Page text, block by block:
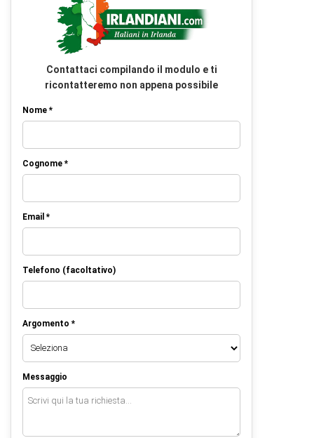
Contattaci compilando il modulo e ti
ricontatteremo non appena possibile
Nome *
Cognome *
Email *
Telefono (facoltativo)
Argomento *
Messaggio